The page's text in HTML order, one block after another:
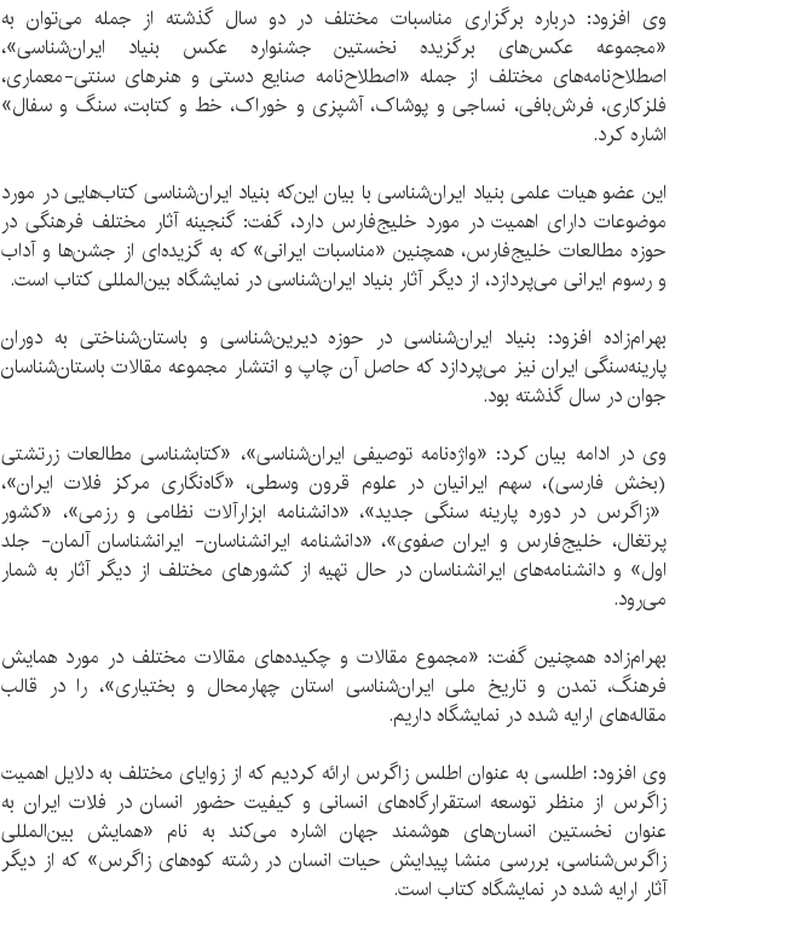
وی افزود: درباره برگزاری مناسبات مختلف در دو سال گذشته از جمله می‌توان به
«مجموعه عکس‌های برگزیده نخستین جشنواره عکس بنیاد ایران‌شناسی»،
اصطلاح‌نامه‌های مختلف از جمله «اصطلاح‌نامه صنایع دستی و هنرهای سنتی-معماری،
فلزکاری، فرش‌بافی، نساجی و پوشاک، آشپزی و خوراک، خط و کتابت، سنگ و سفال»
اشاره کرد.
این عضو هیات علمی بنیاد ایران‌شناسی با بیان این‌که بنیاد ایران‌شناسی کتاب‌هایی در مورد
موضوعات دارای اهمیت در مورد خلیج‌فارس دارد، گفت: گنجینه آثار مختلف فرهنگی در
حوزه مطالعات خلیج‌فارس، همچنین «مناسبات ایرانی» که به گزیده‌ای از جشن‌ها و آداب
و رسوم ایرانی می‌پردازد، از دیگر آثار بنیاد ایران‌شناسی در نمایشگاه بین‌المللی کتاب است.
بهرام‌زاده افزود: بنیاد ایران‌شناسی در حوزه دیرین‌شناسی و باستان‌شناختی به دوران
پارینه‌سنگی ایران نیز می‌پردازد که حاصل آن چاپ و انتشار مجموعه مقالات باستان‌شناسان
جوان در سال گذشته بود.
وی در ادامه بیان کرد: «واژه‌نامه توصیفی ایران‌شناسی»، «کتابشناسی مطالعات زرتشتی
(بخش فارسی)، سهم ایرانیان در علوم قرون وسطی، «گاه‌نگاری مرکز فلات ایران»،
«زاگرس در دوره پارینه سنگی جدید»، «دانشنامه ابزارآلات نظامی و رزمی»، «کشور
پرتغال، خلیج‌فارس و ایران صفوی»، «دانشنامه ایرانشناسان- ایرانشناسان آلمان- جلد
اول» و دانشنامه‌های ایرانشناسان در حال تهیه از کشورهای مختلف از دیگر آثار به شمار
می‌رود.
بهرام‌زاده همچنین گفت: «مجموع مقالات و چکیده‌های مقالات مختلف در مورد همایش
فرهنگ، تمدن و تاریخ ملی ایران‌شناسی استان چهارمحال و بختیاری»، را در قالب
مقاله‌های ارایه شده در نمایشگاه داریم.
وی افزود: اطلسی به عنوان اطلس زاگرس ارائه کردیم که از زوایای مختلف به دلایل اهمیت
زاگرس از منظر توسعه استقرارگاه‌های انسانی و کیفیت حضور انسان در فلات ایران به
عنوان نخستین انسا‌ن‌های هوشمند جهان اشاره می‌کند به نام «همایش بین‌المللی
زاگرس‌شناسی، بررسی منشا پیدایش حیات انسان در رشته کوه‌های زاگرس» که از دیگر
آثار ارایه شده در نمایشگاه کتاب است.